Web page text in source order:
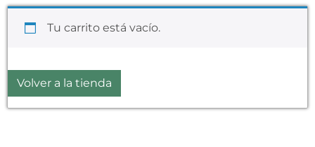
Tu carrito está vacío.
Volver a la tienda